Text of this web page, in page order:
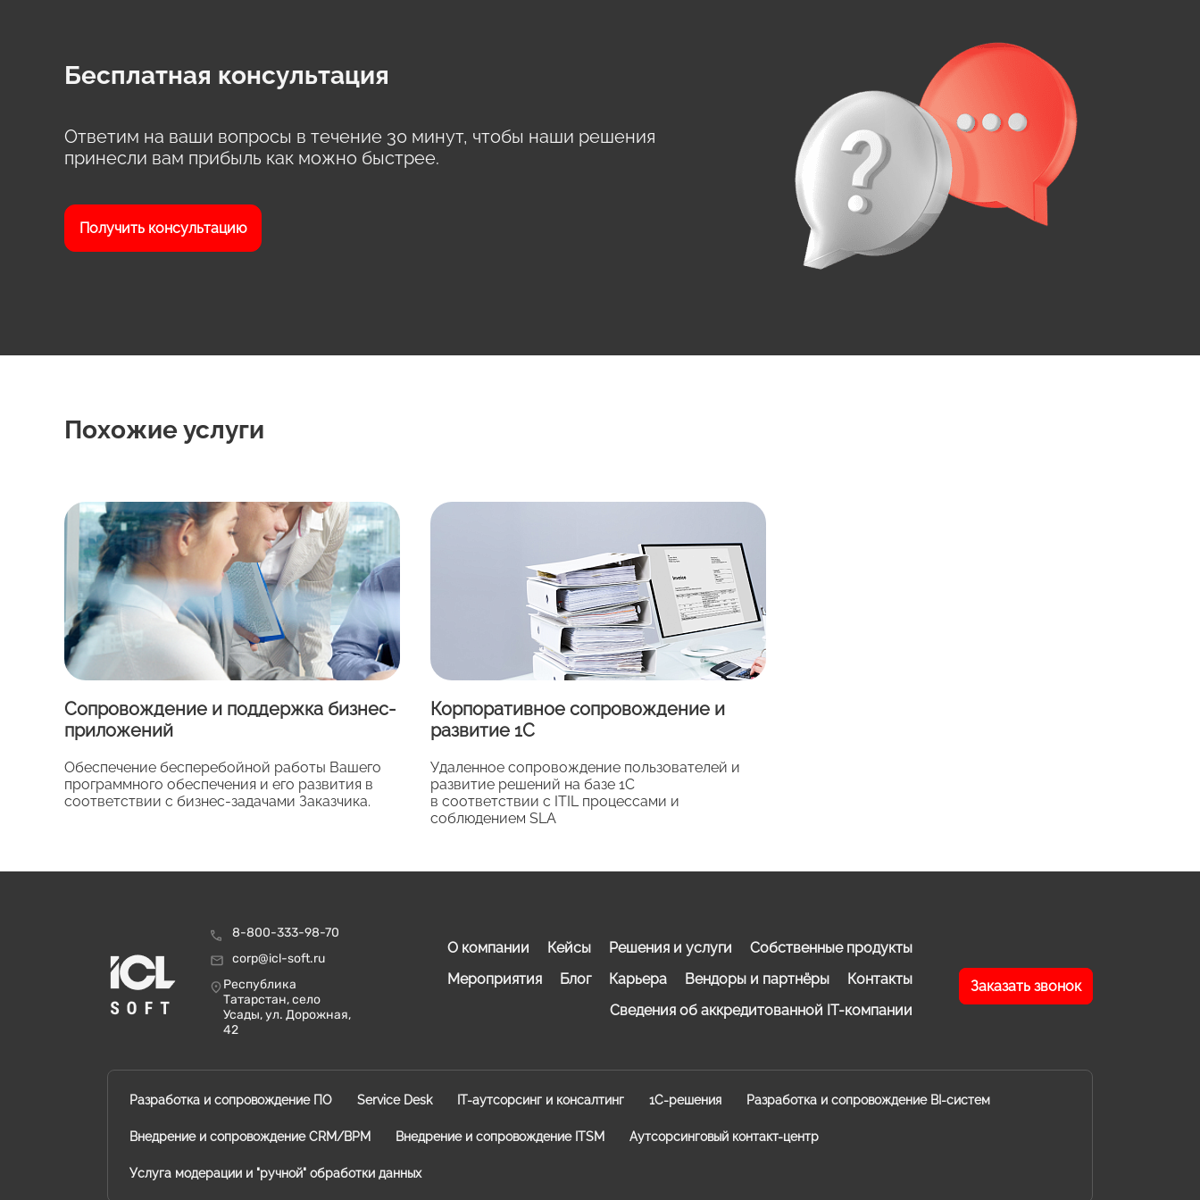
Бесплатная консультация
Ответим на ваши вопросы в течение 30 минут, чтобы наши решения
принесли вам прибыль как можно быстрее.
Получить консультацию
Похожие услуги
Сопровождение и поддержка бизнес-
приложений
Обеспечение бесперебойной работы Вашего
программного обеспечения и его развития в
соответствии с бизнес-задачами Заказчика.
Корпоративное сопровождение и
развитие 1С
Удаленное сопровождение пользователей и
развитие решений на базе 1С
в соответствии с ITIL процессами и
соблюдением SLA
8-800-333-98-70
corp@icl-soft.ru
Республика
Татарстан, село
Усады, ул. Дорожная,
42
О компании Кейсы Решения и услуги
Собственные продукты
Мероприятия
Блог Карьера Вендоры и партнёры
Контакты
Сведения об аккредитованной IT-компании
Заказать звонок
Разработка и сопровождение ПО Service Desk IT-аутсорсинг и консалтинг 1C-решения Разработка и сопровождение BI-систем
Внедрение и сопровождение CRM/BPM Внедрение и сопровождение ITSM Аутсорсинговый контакт-центр
Услуга модерации и "ручной" обработки данных